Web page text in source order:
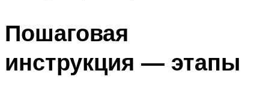
Пошаговая
инструкция — этапы